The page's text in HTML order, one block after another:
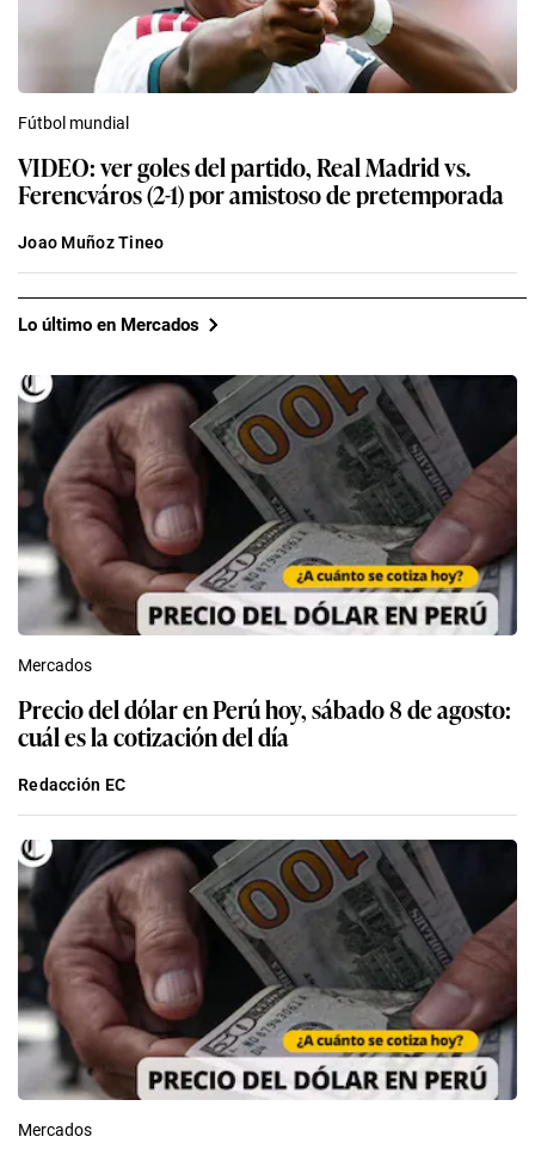
Fútbol mundial
VIDEO: ver goles del partido, Real Madrid vs.
Ferencváros (2-1) por amistoso de pretemporada
Joao Muñoz Tineo
Lo último en Mercados
Mercados
Precio del dólar en Perú hoy, sábado 8 de agosto:
cuál es la cotización del día
Redacción EC
Mercados